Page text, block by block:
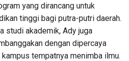
yang dirancang untuk
tinggi bagi putra-putri daerah.
studi akademik, Ady juga
dengan dipercaya
tempatnya menimba ilmu.